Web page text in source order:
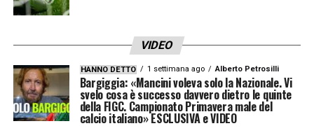
crollo fisico, con battito cardiaco accelerato
e conseguente perdita di lucidità. L’ufficiale
ha in seguito confessato di aver sentito delle
“voci interiori”che gli ordinavano di fermare
tutto immediatamente per mettersi in salvo e
tutelare la propria vita. Un retroscena
VIDEO
HANNO DETTO 1 settimana ago Alberto Petrosilli
Bargiggia: «Mancini voleva solo la Nazionale. Vi
svelo cosa è successo davvero dietro le quinte
della FIGC. Campionato Primavera male del
calcio italiano» ESCLUSIVA e VIDEO